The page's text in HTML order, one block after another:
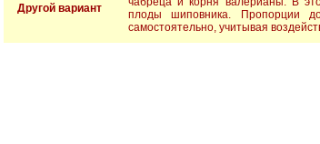
Другой вариант
плоды шиповника. Пропорции
самостоятельно, учитывая